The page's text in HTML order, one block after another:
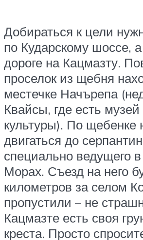
Добираться к цели
по Кударскому шоссе,
дороге на Кацмазту.
проселок из щебня
местечке Начърепа
Квайсы, где есть музей
культуры). По щебенке
двигаться до
специально ведущего
Морах. Съезд на него
километров за селом
пропустили – не
Кацмазте есть своя
креста. Просто